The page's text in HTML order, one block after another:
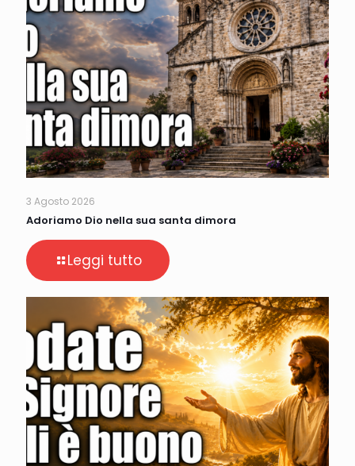
3 Agosto 2026
Adoriamo Dio nella sua santa dimora
Leggi tutto